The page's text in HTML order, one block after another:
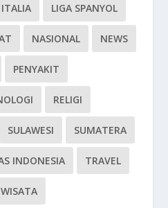
LIGA SPANYOL
NASIONAL NEWS
PENYAKIT
RELIGI
SULAWESI SUMATERA
INDONESIA TRAVEL
WISATA